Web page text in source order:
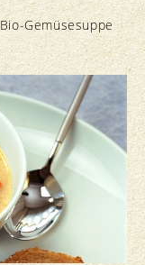
Bio-Gemüsesuppe